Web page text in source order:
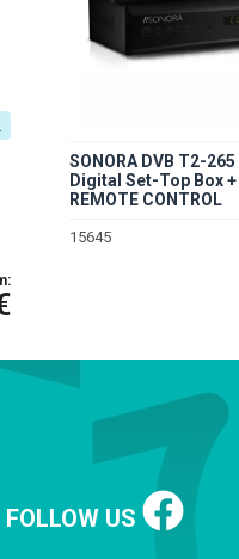
SONORA DVB T2-265
Digital Set-Top Box +
REMOTE CONTROL
15645
FOLLOW US